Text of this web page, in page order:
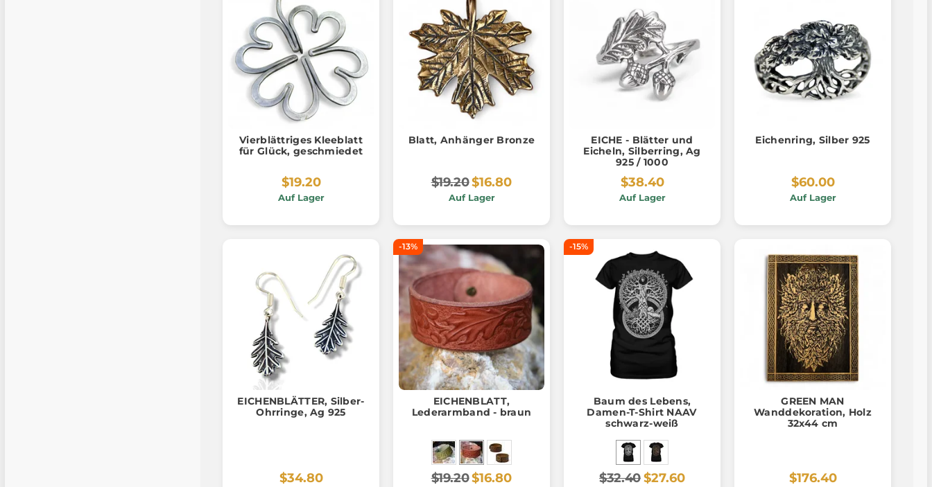
Vierblättriges Kleeblatt
für Glück, geschmiedet
$19.20
Auf Lager
Blatt, Anhänger Bronze
$19.20$16.80
Auf Lager
EICHE - Blätter und
Eicheln, Silberring, Ag
925 / 1000
$38.40
Auf Lager
Eichenring, Silber 925
$60.00
Auf Lager
EICHENBLÄTTER, Silber-
Ohrringe, Ag 925
$34.80
-13%
EICHENBLATT,
Lederarmband - braun
$19.20$16.80
-15%
Baum des Lebens,
Damen-T-Shirt NAAV
schwarz-weiß
$32.40$27.60
GREEN MAN
Wanddekoration, Holz
32x44 cm
$176.40